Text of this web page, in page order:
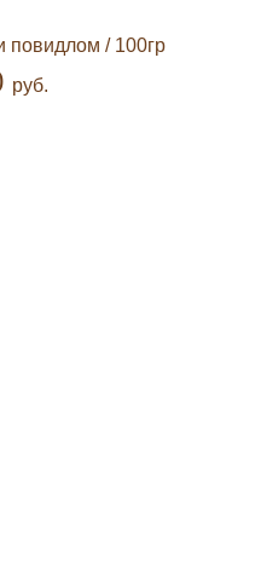
повидлом / 100гр
руб.